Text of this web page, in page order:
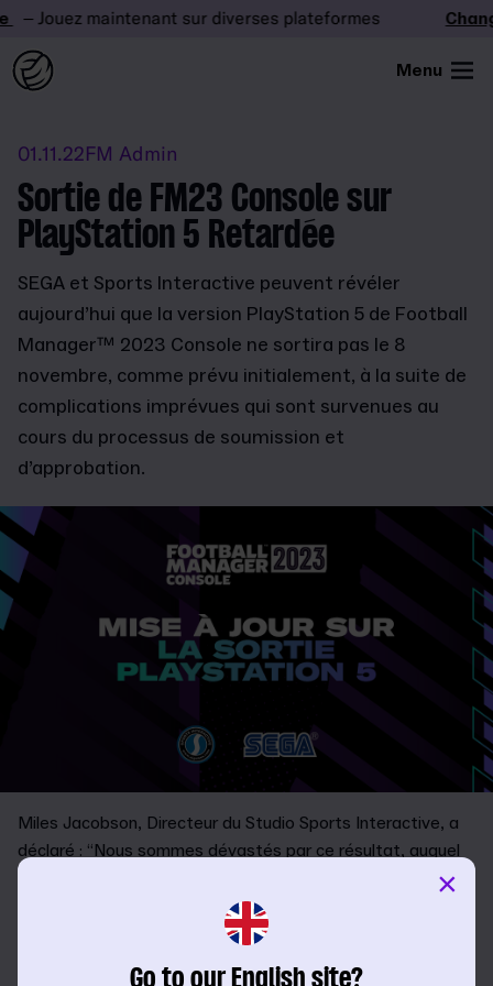
– Jouez maintenant sur diverses plateformes
Menu
01.11.22FM Admin
Sortie de FM23 Console sur
PlayStation 5 Retardée
SEGA et Sports Interactive peuvent révéler
aujourd’hui que la version PlayStation 5 de Football
Manager™ 2023 Console ne sortira pas le 8
novembre, comme prévu initialement, à la suite de
complications imprévues qui sont survenues au
cours du processus de soumission et
d’approbation.
Miles Jacobson, Directeur du Studio Sports Interactive, a
déclaré : “Nous sommes dévastés par ce résultat, auquel
pendant plusieurs semaines pour essayer d’y remédier. Il a
été particulièrement difficile de prendre la décision de
×